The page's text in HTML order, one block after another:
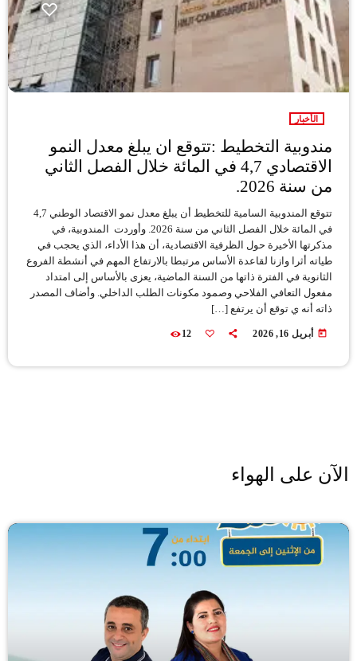
الأخبار
مندوبية التخطيط :تتوقع ان يبلغ معدل النمو
الاقتصادي 4,7 في المائة خلال الفصل الثاني
من سنة 2026.
تتوقع المندوبية السامية للتخطيط أن يبلغ معدل نمو الاقتصاد الوطني 4,7
في المائة خلال الفصل الثاني من سنة 2026. وأوردت المندوبية، في
مذكرتها الأخيرة حول الظرفية الاقتصادية، أن هذا الأداء، الذي يحجب في
طياته أثرا وازنا لقاعدة الأساس مرتبطا بالارتفاع المهم في أنشطة الفروع
الثانوية في الفترة ذاتها من السنة الماضية، يعزى بالأساس إلى امتداد
مفعول التعافي الفلاحي وصمود مكونات الطلب الداخلي. وأضاف المصدر
ذاته أنه ي توقع أن يرتفع […]
today أبريل 16, 2026 12
الآن على الهواء